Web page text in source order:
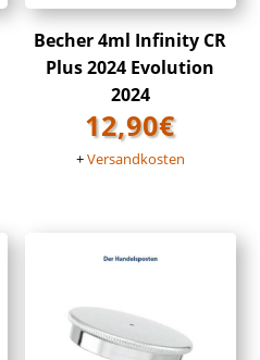
Becher 4ml Infinity CR
Plus 2024 Evolution
2024
12,90€
+Versandkosten